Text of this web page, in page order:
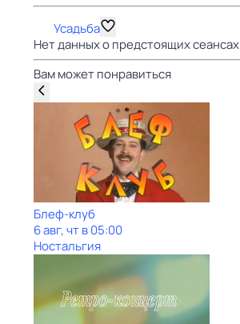
Усадьба
Нет данных о предстоящих сеансах
Вам может понравиться
Блеф-клуб
6 авг, чт в 05:00
Ностальгия